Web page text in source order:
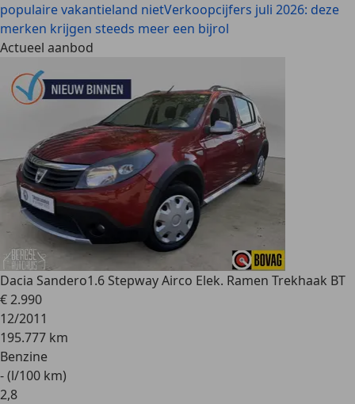
populaire vakantieland nietVerkoopcijfers juli 2026: deze
merken krijgen steeds meer een bijrol
Actueel aanbod
Dacia Sandero1.6 Stepway Airco Elek. Ramen Trekhaak BT
€ 2.990
12/2011
195.777 km
Benzine
- (l/100 km)
2,8